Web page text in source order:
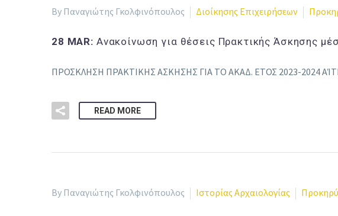
By Παναγιώτης Γκολφινόπουλος Διοίκησης Επιχειρήσεων
28 MAR: Ανακοίνωση για θέσεις Πρακτικής Άσκησης
ΠΡΟΣΚΛΗΣΗ ΠΡΑΚΤΙΚΗΣ ΑΣΚΗΣΗΣ ΓΙΑ ΤΟ ΑΚΑΔ. ΕΤΟΣ 2023-2024
READ MORE
By Παναγιώτης Γκολφινόπουλος Ιστορίας Αρχαιολογίας